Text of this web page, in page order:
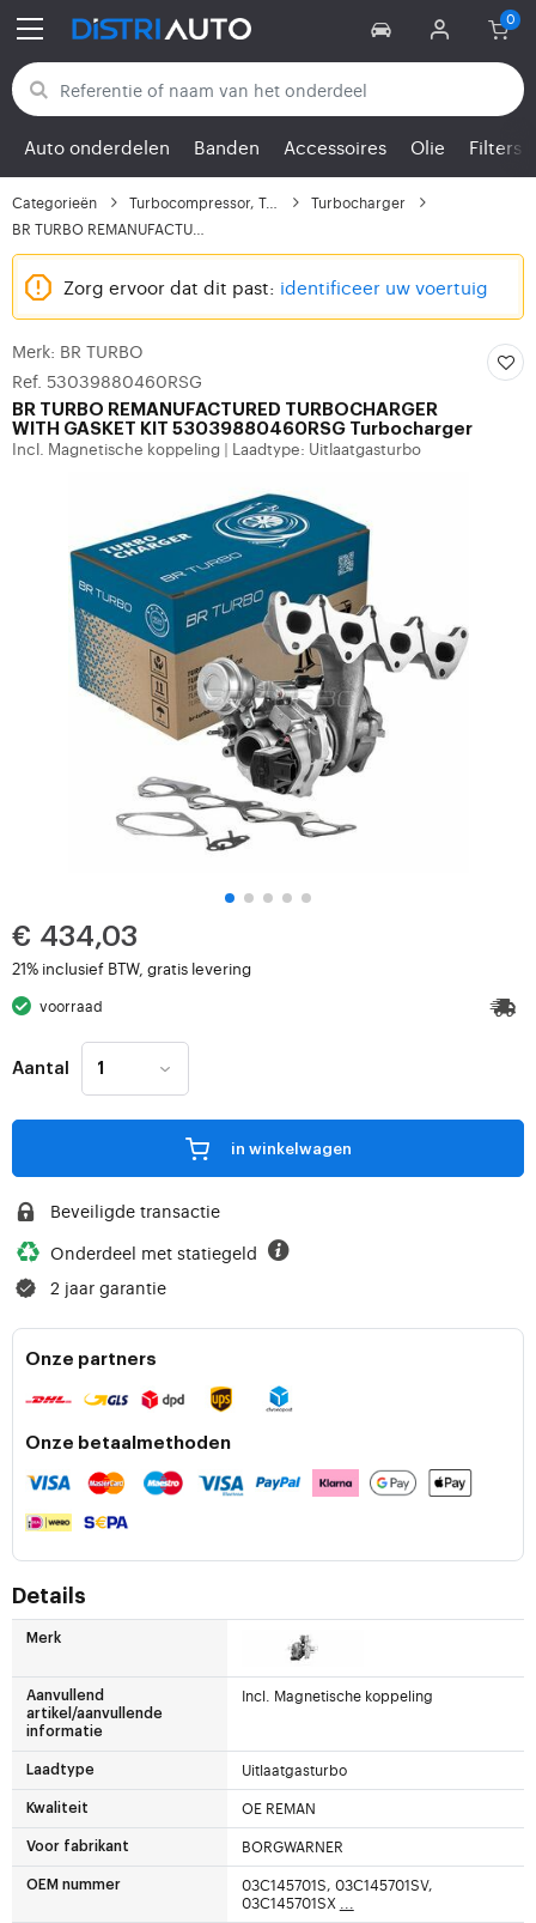
Terug naar categorieën
Auto onderdelen Banden Accessoires Olie Filters
Categorieën Turbocompressor, Turbo
Turbocharger
Zorg ervoor dat dit past: identificeer uw voertuig
Merk: BR TURBO
Ref. 53039880460RSG
BR TURBO REMANUFACTURED TURBOCHARGER
WITH GASKET KIT 53039880460RSG Turbocharger
Incl. Magnetische koppeling Laadtype: Uitlaatgasturbo
€ 434,03
21% inclusief BTW, gratis levering
voorraad
Aantal
in winkelwagen
Beveiligde transactie
Onderdeel met statiegeld
2 jaar garantie
Onze partners
Onze betaalmethoden
Details
Merk
Aanvullend
artikel/aanvullende
informatie
Incl. Magnetische koppeling
Laadtype Uitlaatgasturbo
Kwaliteit OE REMAN
Voor fabrikant BORGWARNER
OEM nummer
03C145701S, 03C145701SV,
03C145701SX ...